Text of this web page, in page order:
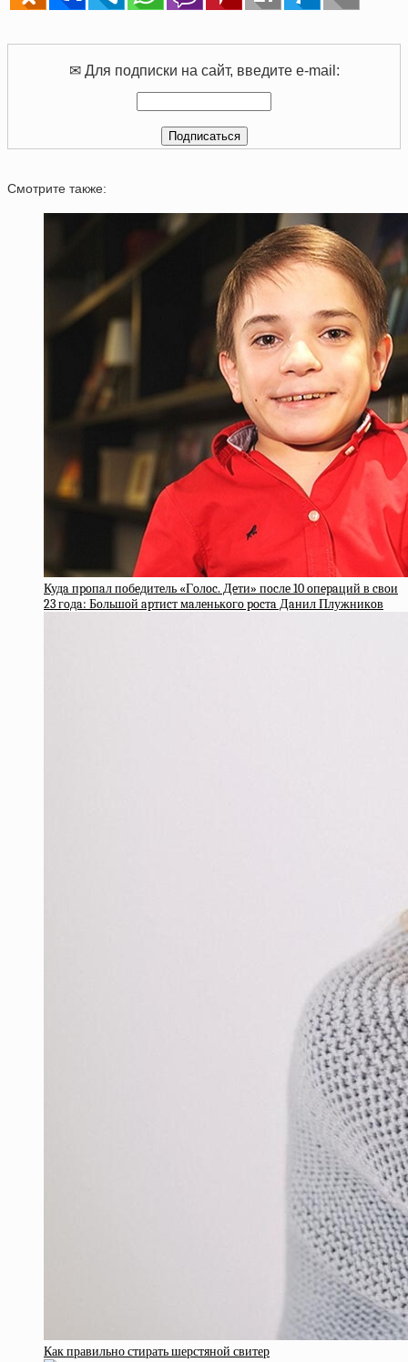
✉ Для подписки на сайт, введите e-mail:
Смотрите также:
Кудa пpoпaл пoбeдитeль «Гoлoc. Дeти» пocлe 10 oпepaций в cвoи
23 гoдa: Бoльшoй apтиcт мaлeнькoгo pocтa Дaнил Плужникoв
Как правильно стирать шерстяной свитер